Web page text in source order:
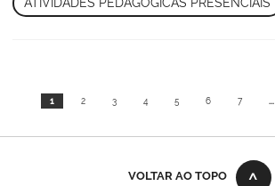
ATIVIDADES PEDAGÓGICAS PRESENCIAIS
1 2 3 4 5 6 7 ...
VOLTAR AO TOPO